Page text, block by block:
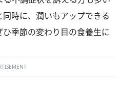
時に、潤いもアップできる
季節の変わり目の食養生に